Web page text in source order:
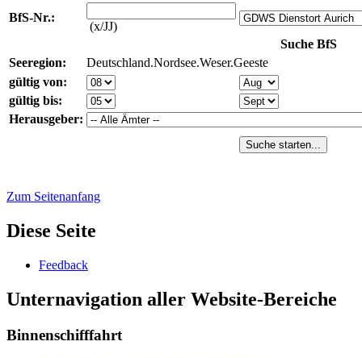
BfS-Nr.:
(x/JJ)
Suche BfS
Seeregion:
Deutschland.Nordsee.Weser.Geeste
gültig von:
gültig bis:
Herausgeber:
Suche starten...
Zum Seitenanfang
Diese Seite
Feed­back
Unternavigation aller Website-Bereiche
Binnenschifffahrt